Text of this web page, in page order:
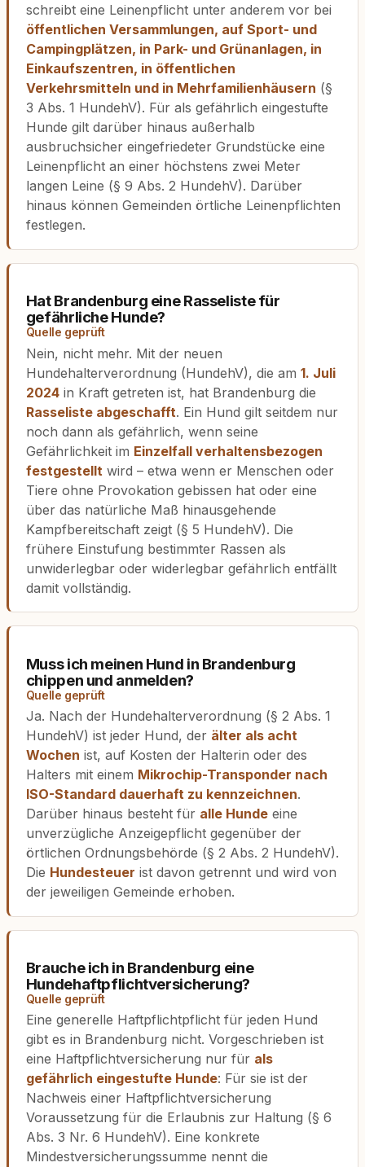
schreibt eine Leinenpflicht unter anderem vor bei
öffentlichen Versammlungen, auf Sport- und
Campingplätzen, in Park- und Grünanlagen, in
Einkaufszentren, in öffentlichen
Verkehrsmitteln und in Mehrfamilienhäusern (§
3 Abs. 1 HundehV). Für als gefährlich eingestufte
Hunde gilt darüber hinaus außerhalb
ausbruchsicher eingefriedeter Grundstücke eine
Leinenpflicht an einer höchstens zwei Meter
langen Leine (§ 9 Abs. 2 HundehV). Darüber
hinaus können Gemeinden örtliche Leinenpflichten
festlegen.
Hat Brandenburg eine Rasseliste für
gefährliche Hunde?
Quelle geprüft
Nein, nicht mehr. Mit der neuen
Hundehalterverordnung (HundehV), die am 1. Juli
2024in Kraft getreten ist, hat Brandenburg die
Rasseliste abgeschafft. Ein Hund gilt seitdem nur
noch dann als gefährlich, wenn seine
Gefährlichkeit im Einzelfall verhaltensbezogen
festgestellt wird – etwa wenn er Menschen oder
Tiere ohne Provokation gebissen hat oder eine
über das natürliche Maß hinausgehende
Kampfbereitschaft zeigt (§ 5 HundehV). Die
frühere Einstufung bestimmter Rassen als
unwiderlegbar oder widerlegbar gefährlich entfällt
damit vollständig.
Muss ich meinen Hund in Brandenburg
chippen und anmelden?
Quelle geprüft
Ja. Nach der Hundehalterverordnung (§ 2 Abs. 1
HundehV) ist jeder Hund, der älter als acht
Wochen ist, auf Kosten der Halterin oder des
Halters mit einem Mikrochip-Transponder nach
ISO-Standard dauerhaft zu kennzeichnen.
Darüber hinaus besteht für alle Hundeeine
unverzügliche Anzeigepflicht gegenüber der
örtlichen Ordnungsbehörde (§ 2 Abs. 2 HundehV).
Die Hundesteuer ist davon getrennt und wird von
der jeweiligen Gemeinde erhoben.
Brauche ich in Brandenburg eine
Hundehaftpflichtversicherung?
Quelle geprüft
Eine generelle Haftpflichtpflicht für jeden Hund
gibt es in Brandenburg nicht. Vorgeschrieben ist
eine Haftpflichtversicherung nur für als
gefährlich eingestufte Hunde: Für sie ist der
Nachweis einer Haftpflichtversicherung
Voraussetzung für die Erlaubnis zur Haltung (§ 6
Abs. 3 Nr. 6 HundehV). Eine konkrete
Mindestversicherungssumme nennt die